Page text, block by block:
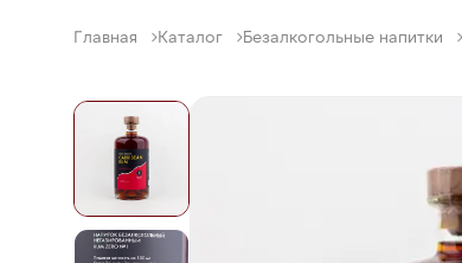
Главная Каталог Безалкогольные напитки